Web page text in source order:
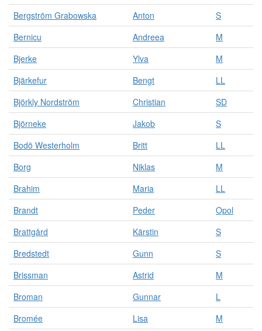
n
e
a
e
o
k
t
g
r
e
Bergström Grabowska
Anton
S
Bernicu
Andreea
M
Bjerke
Ylva
M
Bjärkefur
Bengt
LL
Björkly Nordström
Christian
SD
Björneke
Jakob
S
Bodö Westerholm
Britt
LL
Borg
Niklas
M
Brahim
Maria
LL
Brandt
Peder
Opol
Brattgård
Kärstin
S
Bredstedt
Gunn
S
Brissman
Astrid
M
Broman
Gunnar
L
Bromée
Lisa
M